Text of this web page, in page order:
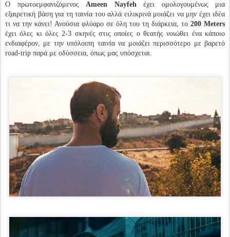
Ο πρωτοεμφανιζόμενος Ameen Nayfehέχει ομολογουμένως μια
εξαιρετική βάση για τη ταινία του αλλά ειλικρινά μοιάζει να μην έχει ιδέα
τι να την κάνει! Ανούσια φλύαρο σε όλη του τη διάρκεια, το 200 Meters
έχει όλες κι όλες 2-3 σκηνές στις οποίες ο θεατής νοιώθει ένα κάποιο
ενδιαφέρον, με την υπόλοιπη ταινία να μοιάζει περισσότερο με βαρετό
road-trip παρά με οδύσσεια, όπως μας υπόσχεται.